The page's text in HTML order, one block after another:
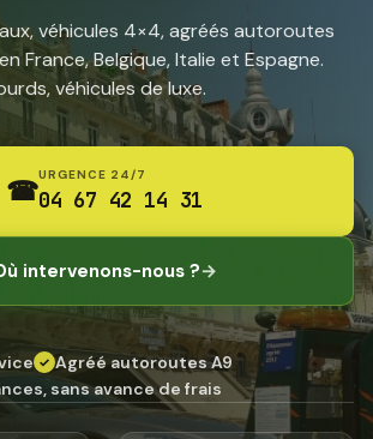
véhicules 4×4, agréés autoroutes
France, Belgique, Italie et Espagne.
véhicules de luxe.
☎URGENCE 24/7
04 67 42 14 31
intervenons-nous ?→
✓ Agréé autoroutes A9
sans avance de frais